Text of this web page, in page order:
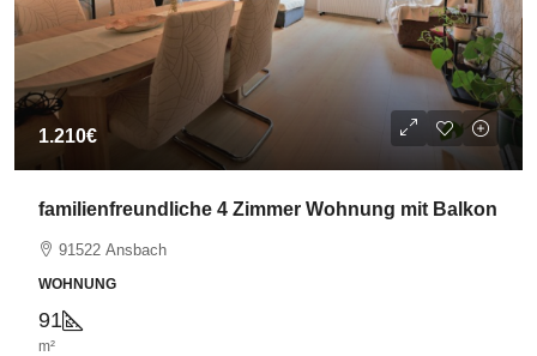
1.210€
familienfreundliche 4 Zimmer Wohnung mit Balkon
91522 Ansbach
WOHNUNG
91
m²